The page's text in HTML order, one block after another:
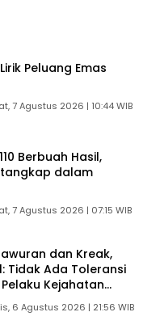
Peluang Emas
7 Agustus 2026 | 10:44 WIB
Berbuah Hasil,
dalam
7 Agustus 2026 | 07:15 WIB
dan Kreak,
Tidak Ada Toleransi
Kejahatan
6 Agustus 2026 | 21:56 WIB